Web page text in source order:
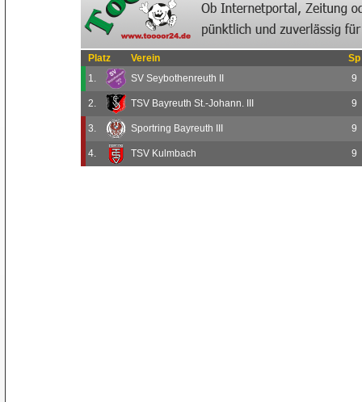
Platz Verein
Sp
1.
SV Seybothenreuth II 9
2. TSV Bayreuth St.-Johann. III 9
3. Sportring Bayreuth III 9
4. TSV Kulmbach 9